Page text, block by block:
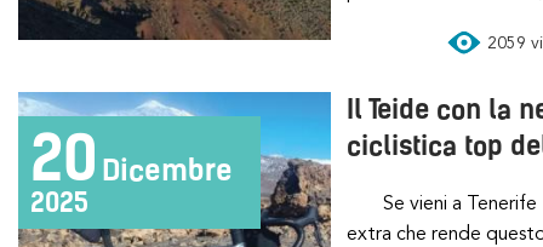
2059
20 Dicembre
2025
Il Teide con la
ciclistica top
Se vieni a Tenerife tra dicembre e marzo, c’è un
extra che rende